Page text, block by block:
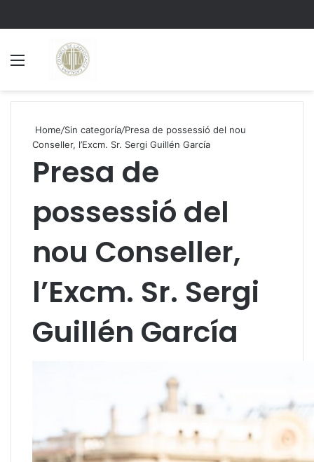
Home/Sin categoría/Presa de possessió del nou
Conseller, l’Excm. Sr. Sergi Guillén García
Presa de
possessió del
nou Conseller,
l’Excm. Sr. Sergi
Guillén García